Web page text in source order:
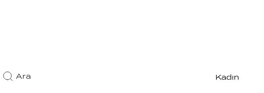
Ara Kadın